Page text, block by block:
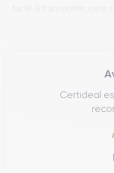
l'iPhone et l'iPad. De
outil idéal pour des
et l'efficacité sans
Certideal